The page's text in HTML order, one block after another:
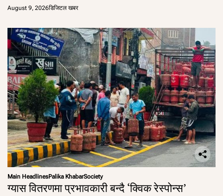
August 9, 2026डिजिटल खबर
Main HeadlinesPalika KhabarSociety
ग्यास वितरणमा प्रभावकारी बन्दै ‘क्विक रेस्पोन्स’